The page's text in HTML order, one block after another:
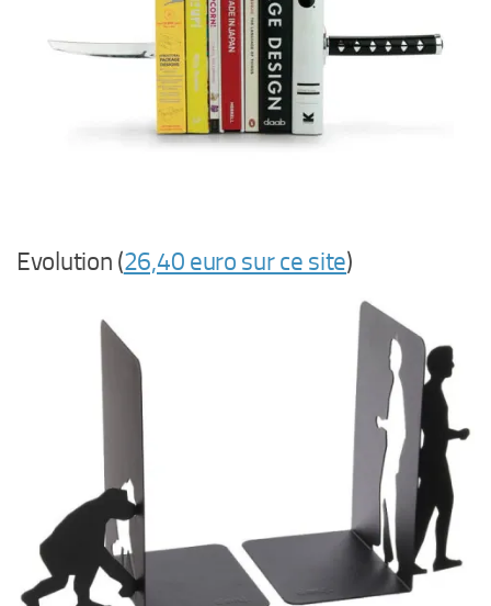
Evolution (26,40 euro sur ce site)